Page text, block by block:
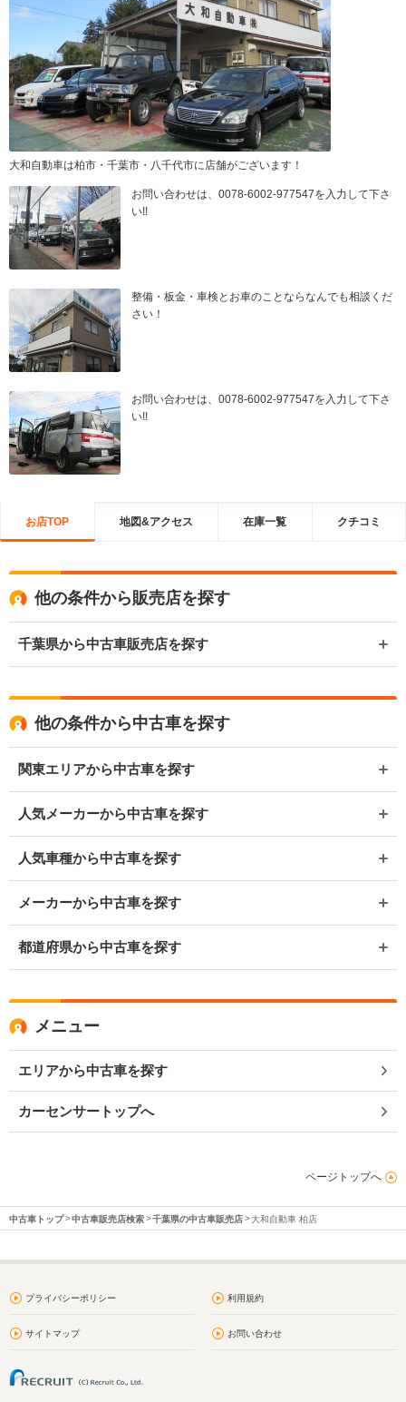
大和自動車は柏市・千葉市・八千代市に店舗がございます！
お問い合わせは、0078-6002-977547を入力して下さ
い!!
整備・板金・車検とお車のことならなんでも相談くだ
さい！
お問い合わせは、0078-6002-977547を入力して下さ
い!!
お店TOP 地図&アクセス 在庫一覧 クチコミ
他の条件から販売店を探す
千葉県から中古車販売店を探す
他の条件から中古車を探す
関東エリアから中古車を探す
人気メーカーから中古車を探す
人気車種から中古車を探す
メーカーから中古車を探す
都道府県から中古車を探す
メニュー
エリアから中古車を探す
カーセンサートップへ
ページトップへ
中古車トップ 中古車販売店検索 千葉県の中古車販売店 大和自動車 柏店
プライバシーポリシー 利用規約
サイトマップ お問い合わせ